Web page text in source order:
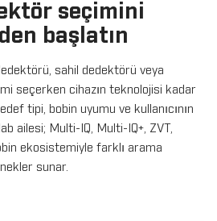
seçimini
başlatın
sahil dedektörü veya
seçerken cihazın teknolojisi kadar
tipi, bobin uyumu ve kullanıcının
ailesi; Multi-IQ, Multi-IQ+, ZVT,
ekosistemiyle farklı arama
sunar.